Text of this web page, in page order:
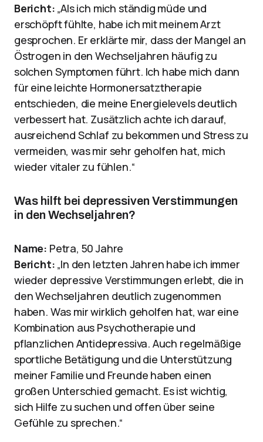
Bericht: „Als ich mich ständig müde und
erschöpft fühlte, habe ich mit meinem Arzt
gesprochen. Er erklärte mir, dass der Mangel an
Östrogen in den Wechseljahren häufig zu
solchen Symptomen führt. Ich habe mich dann
für eine leichte Hormonersatztherapie
entschieden, die meine Energielevels deutlich
verbessert hat. Zusätzlich achte ich darauf,
ausreichend Schlaf zu bekommen und Stress zu
vermeiden, was mir sehr geholfen hat, mich
wieder vitaler zu fühlen.“
Was hilft bei depressiven Verstimmungen
in den Wechseljahren?
Name: Petra, 50 Jahre
Bericht: „In den letzten Jahren habe ich immer
wieder depressive Verstimmungen erlebt, die in
den Wechseljahren deutlich zugenommen
haben. Was mir wirklich geholfen hat, war eine
Kombination aus Psychotherapie und
pflanzlichen Antidepressiva. Auch regelmäßige
sportliche Betätigung und die Unterstützung
meiner Familie und Freunde haben einen
großen Unterschied gemacht. Es ist wichtig,
sich Hilfe zu suchen und offen über seine
Gefühle zu sprechen.“